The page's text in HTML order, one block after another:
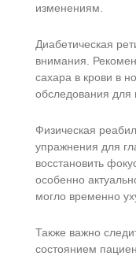
изменениям.
Диабетическая
внимания.
сахара в крови в
обследования для
Физическая
упражнения для
восстановить
особенно
могло временно
Также важно
состоянием